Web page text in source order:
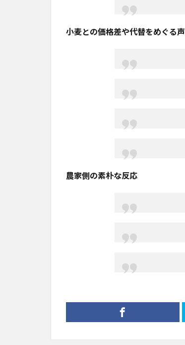
小麦との価格差や代替をめぐる声
農家側の素朴な反応